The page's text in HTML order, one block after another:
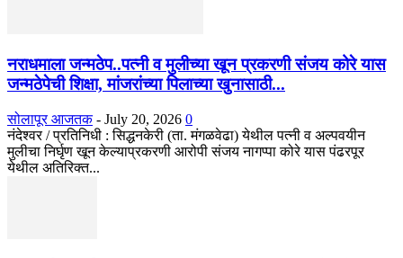
नराधमाला जन्मठेप..पत्नी व मुलीच्या खून प्रकरणी संजय कोरे यास
जन्मठेपेची शिक्षा, मांजरांच्या पिलाच्या खुनासाठी...
सोलापूर आजतक - July 20, 2026 0
नंदेश्वर / प्रतिनिधी : सिद्धनकेरी (ता. मंगळवेढा) येथील पत्नी व अल्पवयीन
मुलीचा निर्घृण खून केल्याप्रकरणी आरोपी संजय नागप्पा कोरे यास पंढरपूर
येथील अतिरिक्त...